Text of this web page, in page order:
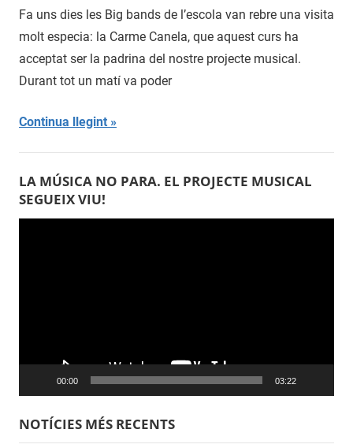
d'abril
Fa uns dies les Big bands de l’escola van rebre una visita
molt especia: la Carme Canela, que aquest curs ha
acceptat ser la padrina del nostre projecte musical.
Durant tot un matí va poder
Continua llegint
LA MÚSICA NO PARA. EL PROJECTE MUSICAL
SEGUEIX VIU!
00:00 03:22
NOTÍCIES MÉS RECENTS